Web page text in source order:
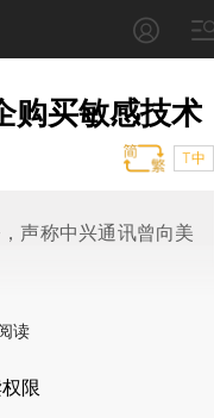
购买敏感技术
T中
声称中兴通讯曾向美
读
限